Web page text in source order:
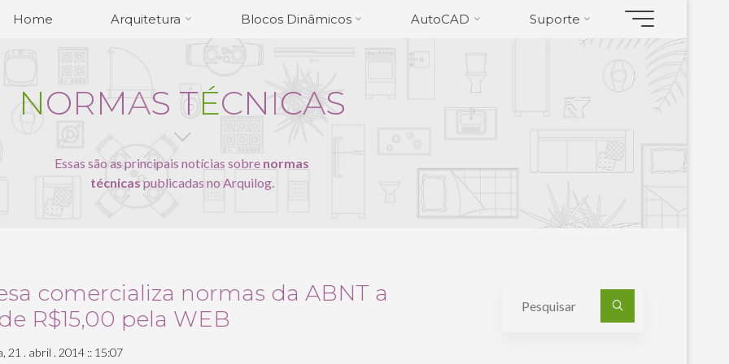
Home Arquitetura Blocos Dinâmicos AutoCAD Suporte
NORMAS TÉCNICAS
Essas são as principais notícias sobre normas
técnicas publicadas no Arquilog.
comercializa normas da ABNT a
R$15,00 pela WEB
21 . abril . 2014 :: 15:07